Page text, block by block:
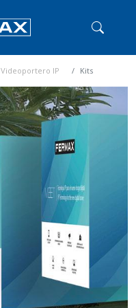
Videoportero IP Kits